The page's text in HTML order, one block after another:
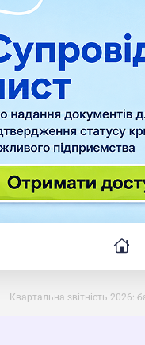
Квартальна звітність 2026: